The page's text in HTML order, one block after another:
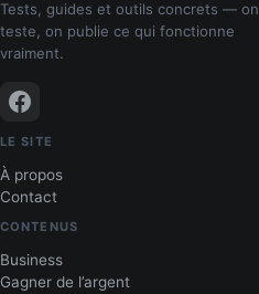
Tests, guides et outils concrets — on
teste, on publie ce qui fonctionne
vraiment.
LE SITE
À propos
Contact
CONTENUS
Business
Gagner de l’argent